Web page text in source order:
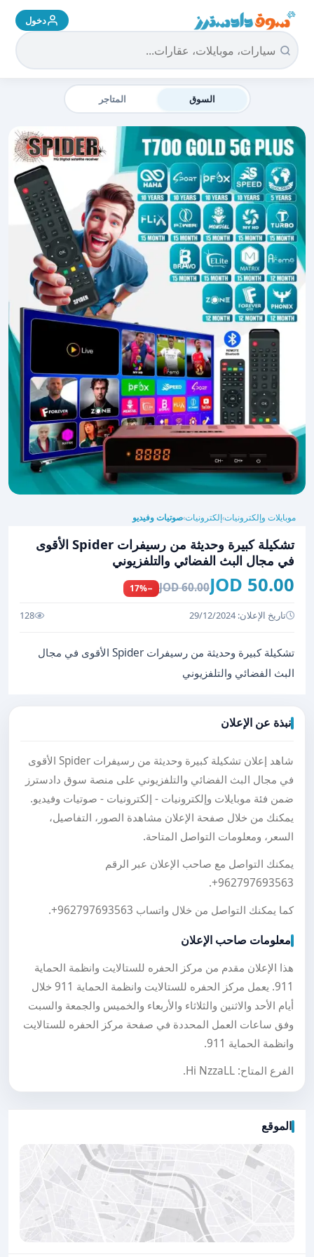
سوق دادسترز الرئيسية دخول
السوق المتاجر
موبايلات وإلكترونيات›إلكترونيات›صوتيات وفيديو
تشكيلة كبيرة وحديثة من رسيفرات Spider الأقوى
في مجال البث الفضائي والتلفزيوني
50.00 JOD
60.00 JOD
−17%
تاريخ الإعلان: 29/12/2024 128
تشكيلة كبيرة وحديثة من رسيفرات Spider الأقوى في مجال
البث الفضائي والتلفزيوني
نبذة عن الإعلان
شاهد إعلان تشكيلة كبيرة وحديثة من رسيفرات Spider الأقوى
في مجال البث الفضائي والتلفزيوني على منصة سوق دادسترز
ضمن فئة موبايلات وإلكترونيات - إلكترونيات - صوتيات وفيديو.
يمكنك من خلال صفحة الإعلان مشاهدة الصور، التفاصيل،
السعر، ومعلومات التواصل المتاحة.
يمكنك التواصل مع صاحب الإعلان عبر الرقم
+962797693563
.
كما يمكنك التواصل من خلال واتساب +962797693563
.
معلومات صاحب الإعلان
هذا الإعلان مقدم من مركز الحفره للستالايت وانظمة الحماية
911. يعمل مركز الحفره للستالايت وانظمة الحماية 911 خلال
أيام الأحد والاثنين والثلاثاء والأربعاء والخميس والجمعة والسبت
وفق ساعات العمل المحددة في صفحة مركز الحفره للستالايت
وانظمة الحماية 911.
الفرع المتاح: Hi NzzaLL.
الموقع